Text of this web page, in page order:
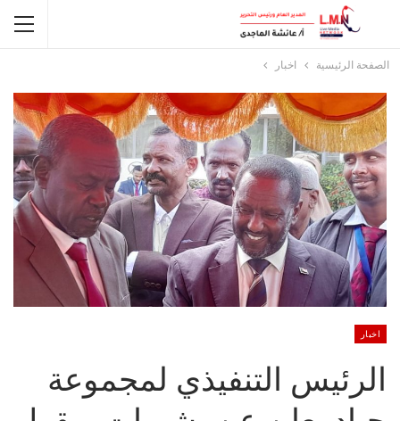
الصفحة الرئيسية اخبار
اخبار
الرئيس التنفيذي لمجموعة